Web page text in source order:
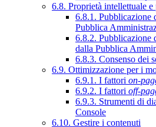
6.8. Proprietà intellettuale
6.8.1. Pubblicazione
Pubblica
6.8.2. Pubblicazione
dalla Pubblica
6.8.3. Consenso dei
6.9. Ottimizzazione per i
6.9.1. I fattori on-
6.9.2. I fattori off-
6.9.3. Strumenti di
Console
6.10. Gestire i contenuti